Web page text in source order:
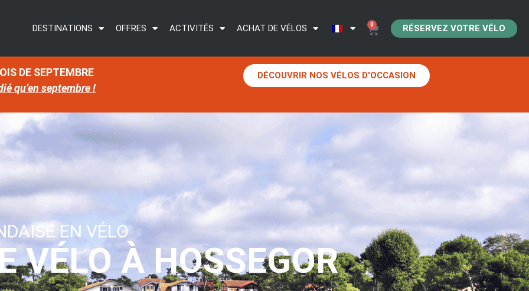
DESTINATIONS OFFRES ACTIVITÉS ACHAT DE VÉLOS 0 RÉSERVEZ VOTRE VÉLO
DE SEPTEMBRE
qu’en septembre !
DÉCOUVRIR NOS VÉLOS D'OCCASION
EN VÉLO
VÉLO À HOSSEGOR